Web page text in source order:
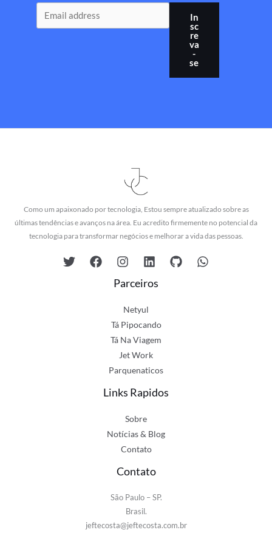
In
sc
re
va
-
se
Como um apaixonado por tecnologia, Estou sempre atualizado sobre as
últimas tendências e avanços na área. Eu acredito firmemente no potencial da
tecnologia para transformar negócios e melhorar a vida das pessoas.
Parceiros
Netyul
Tá Pipocando
Tá Na Viagem
Jet Work
Parquenaticos
Links Rapidos
Sobre
Notícias & Blog
Contato
Contato
São Paulo – SP.
Brasil.
jeftecosta@jeftecosta.com.br